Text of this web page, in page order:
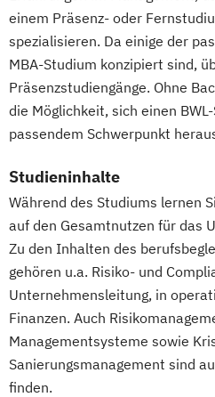
einem Präsenz- oder
spezialisieren. Da einige der
MBA-Studium konzipiert sind,
Präsenzstudiengänge. Ohne
die Möglichkeit, sich einen
passendem Schwerpunkt
Studieninhalte
Während des Studiums lernen
auf den Gesamtnutzen für das
Zu den Inhalten des
gehören u.a. Risiko- und
Unternehmensleitung, in
Finanzen. Auch
Managementsysteme sowie
Sanierungsmanagement sind
finden.